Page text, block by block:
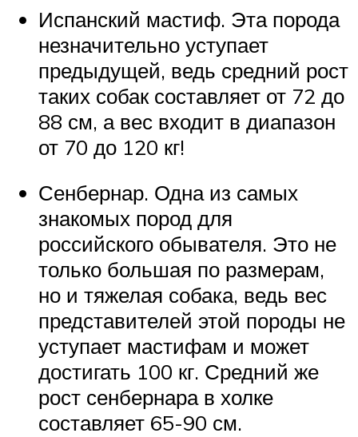
Испанский мастиф. Эта порода
незначительно уступает
предыдущей, ведь средний рост
таких собак составляет от 72 до
88 см, а вес входит в диапазон
от 70 до 120 кг!
Сенбернар. Одна из самых
знакомых пород для
российского обывателя. Это не
только большая по размерам,
но и тяжелая собака, ведь вес
представителей этой породы не
уступает мастифам и может
достигать 100 кг. Средний же
рост сенбернара в холке
составляет 65-90 см.